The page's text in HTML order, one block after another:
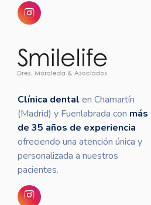
Clínica dental en Chamartín
(Madrid) y Fuenlabrada con más
de 35 años de experiencia
ofreciendo una atención única y
personalizada a nuestros
pacientes.